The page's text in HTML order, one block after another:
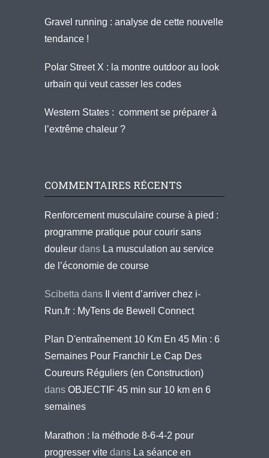
Gravel running : analyse de cette nouvelle
tendance !
Polar Street X : la montre outdoor au look
urbain qui veut casser les codes
Western States : comment se préparer à
l’extrême chaleur ?
COMMENTAIRES RÉCENTS
Renforcement musculaire course à pied :
programme pratique pour courir sans
douleur dans La musculation au service
de l’économie de course
Scibetta dans
Il vient d’arriver chez i-
Run.fr : MyTens de Bewell Connect
Plan D'entraînement 10 Km En 45 Min : 6
Semaines Pour Franchir Le Cap Des
Coureurs Réguliers (en Construction)
dans OBJECTIF 45 min sur 10 km en 6
semaines
Marathon : la méthode 8-6-4-2 pour
progresser vite dans La séance en